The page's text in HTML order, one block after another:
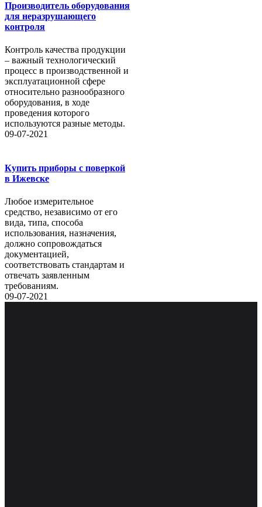
Производитель оборудования
для неразрушающего
контроля
Контроль качества продукции
– важный технологический
процесс в производственной и
эксплуатационной сфере
относительно разнообразного
оборудования, в ходе
проведения которого
используются разные методы.
09-07-2021
Купить приборы с поверкой
в Ижевске
Любое измерительное
средство, независимо от его
вида, типа, способа
использования, назначения,
должно сопровождаться
документацией,
соответствовать стандартам и
отвечать заявленным
требованиям.
09-07-2021